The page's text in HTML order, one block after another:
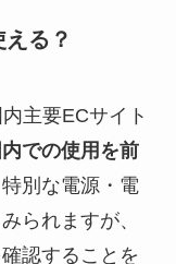
る？
主要ECサイト
内での使用を前
別な電源・電
られますが、
認することを